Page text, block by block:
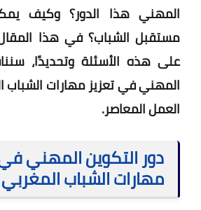
المهني هذا الدور؟ وكيف
مستقبل الشباب؟ في هذا
على هذه الأسئلة وتحديدًا،
المهني في تعزيز مهارات
العمل المعاصر.
دور التكوين المهني
مهارات الشباب المغربي